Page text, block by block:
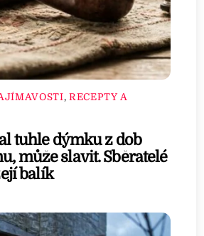
, RECEPTY A
tuhle dýmku z dob
může slavit. Sběratelé
balík